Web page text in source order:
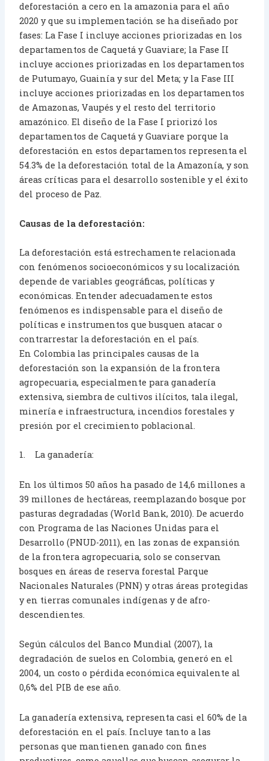
deforestación a cero en la amazonia para el año
2020 y que su implementación se ha diseñado por
fases: La Fase I incluye acciones priorizadas en los
departamentos de Caquetá y Guaviare; la Fase II
incluye acciones priorizadas en los departamentos
de Putumayo, Guainía y sur del Meta; y la Fase III
incluye acciones priorizadas en los departamentos
de Amazonas, Vaupés y el resto del territorio
amazónico. El diseño de la Fase I priorizó los
departamentos de Caquetá y Guaviare porque la
deforestación en estos departamentos representa el
54.3% de la deforestación total de la Amazonía, y son
áreas críticas para el desarrollo sostenible y el éxito
del proceso de Paz.
Causas de la deforestación:
La deforestación está estrechamente relacionada
con fenómenos socioeconómicos y su localización
depende de variables geográficas, políticas y
económicas. Entender adecuadamente estos
fenómenos es indispensable para el diseño de
políticas e instrumentos que busquen atacar o
contrarrestar la deforestación en el país.
En Colombia las principales causas de la
deforestación son la expansión de la frontera
agropecuaria, especialmente para ganadería
extensiva, siembra de cultivos ilícitos, tala ilegal,
minería e infraestructura, incendios forestales y
presión por el crecimiento poblacional.
1. La ganadería:
En los últimos 50 años ha pasado de 14,6 millones a
39 millones de hectáreas, reemplazando bosque por
pasturas degradadas (World Bank, 2010). De acuerdo
con Programa de las Naciones Unidas para el
Desarrollo (PNUD-2011), en las zonas de expansión
de la frontera agropecuaria, solo se conservan
bosques en áreas de reserva forestal Parque
Nacionales Naturales (PNN) y otras áreas protegidas
y en tierras comunales indígenas y de afro-
descendientes.
Según cálculos del Banco Mundial (2007), la
degradación de suelos en Colombia, generó en el
2004, un costo o pérdida económica equivalente al
0,6% del PIB de ese año.
La ganadería extensiva, representa casi el 60% de la
deforestación en el país. Incluye tanto a las
personas que mantienen ganado con fines